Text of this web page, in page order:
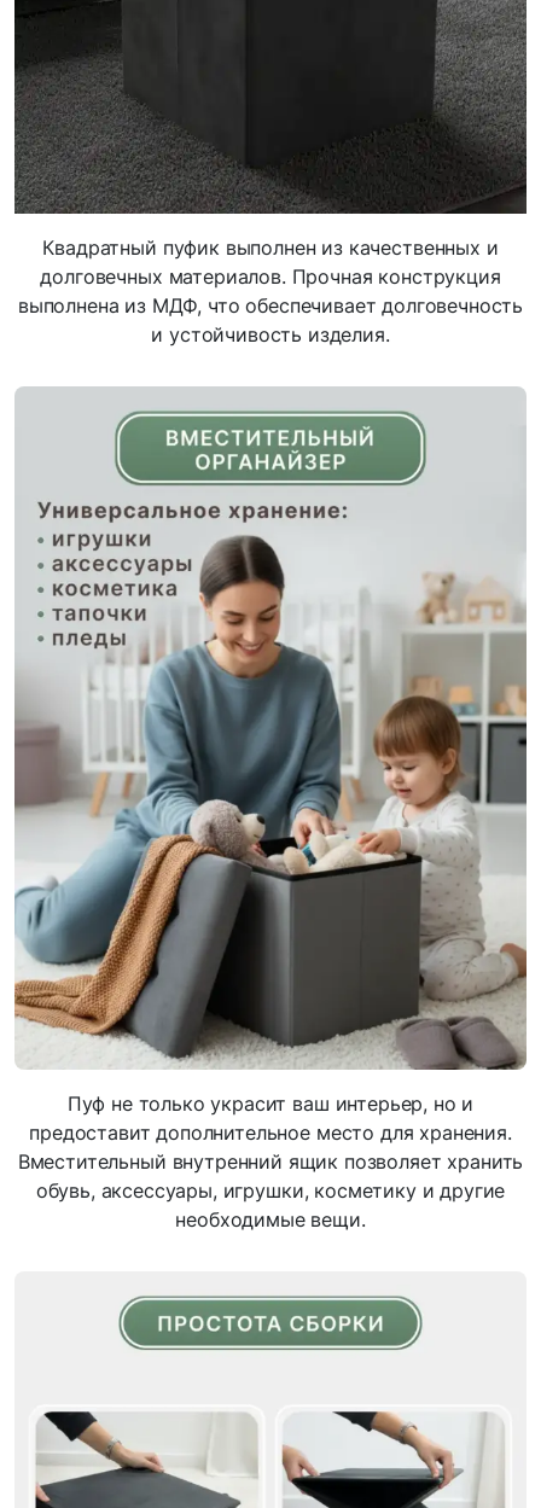
Квадратный пуфик выполнен из качественных и
долговечных материалов. Прочная конструкция
выполнена из МДФ, что обеспечивает долговечность
и устойчивость изделия.
Пуф не только украсит ваш интерьер, но и
предоставит дополнительное место для хранения.
Вместительный внутренний ящик позволяет хранить
обувь, аксессуары, игрушки, косметику и другие
необходимые вещи.